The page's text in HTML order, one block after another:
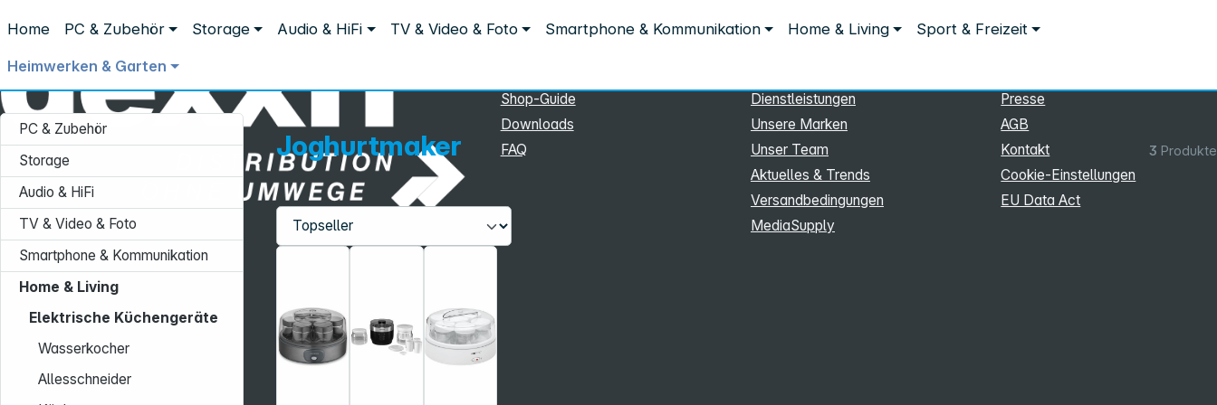
Home PC & Zubehör Storage Audio & HiFi TV & Video & Foto Smartphone & Kommunikation Home & Living Sport & Freizeit
Heimwerken & Garten
Home & Living Elektrische Küchengeräte Joghurtmaker
Joghurtmaker
PC & Zubehör
Storage
Audio & HiFi
TV & Video & Foto
Smartphone & Kommunikation
Home & Living
Elektrische Küchengeräte
Wasserkocher
Allesschneider
Joghurtmaker 3 Produkte
Service-Hotline:
+49 931 9708–496
Mo. - Fr.: 08:00 - 17:00 Uhr
Shop-Guide
Downloads
FAQ
Dienstleistungen
Unsere Marken
Unser Team
Aktuelles & Trends
Versandbedingungen
MediaSupply
Presse
AGB
Kontakt
Cookie‑Einstellungen
EU Data Act